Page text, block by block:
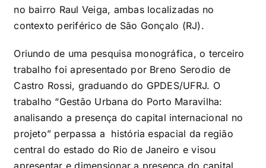
no bairro Raul Veiga, ambas localizadas no
contexto periférico de São Gonçalo (RJ).
Oriundo de uma pesquisa monográfica, o terceiro
trabalho foi apresentado por Breno Serodio de
Castro Rossi, graduando do GPDES/UFRJ. O
trabalho “Gestão Urbana do Porto Maravilha:
analisando a presença do capital internacional no
projeto” perpassa a história espacial da região
central do estado do Rio de Janeiro e visou
apresentar e dimensionar a presença do capital